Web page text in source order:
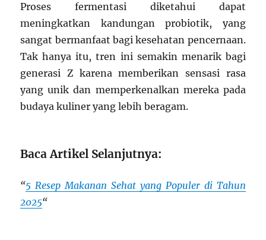
Proses fermentasi diketahui dapat
meningkatkan kandungan probiotik, yang
sangat bermanfaat bagi kesehatan pencernaan.
Tak hanya itu, tren ini semakin menarik bagi
generasi Z karena memberikan sensasi rasa
yang unik dan memperkenalkan mereka pada
budaya kuliner yang lebih beragam.
Baca Artikel Selanjutnya:
“5 Resep Makanan Sehat yang Populer di Tahun
2025“